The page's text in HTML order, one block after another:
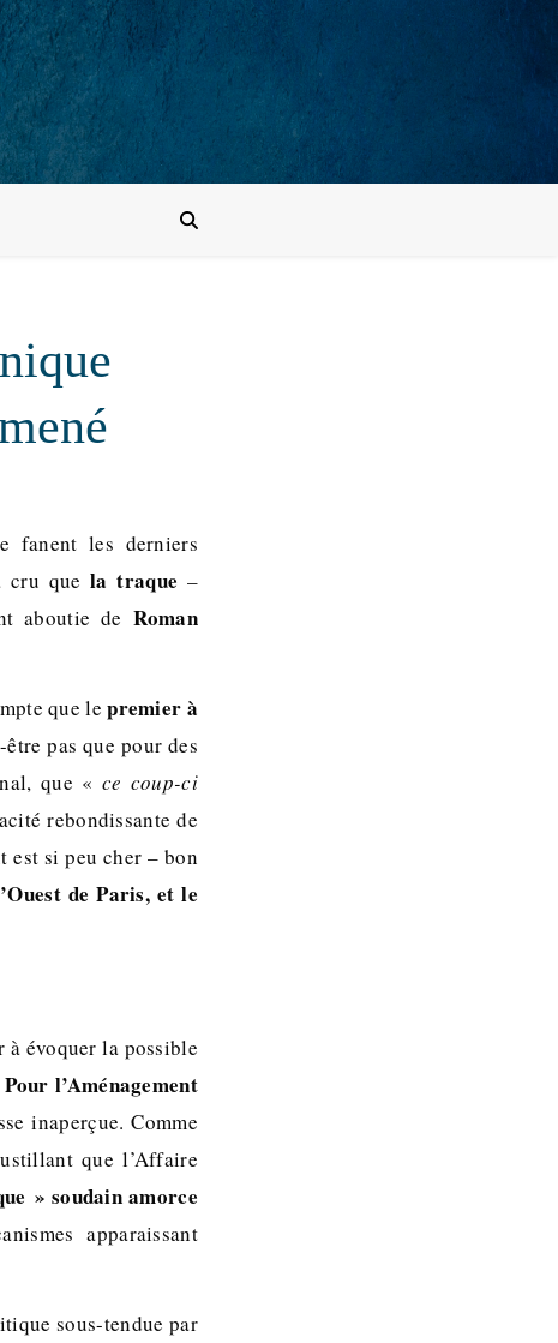
fanent les derniers
cru quela traque –
aboutie de Roman
que lepremier à
pas que pour des
que « ce coup-ci
rebondissante de
est si peu cher – bon
de Paris, et le
à évoquer la possible
l’Aménagement
inaperçue. Comme
que l’Affaire
» soudain amorce
apparaissant
sous-tendue par